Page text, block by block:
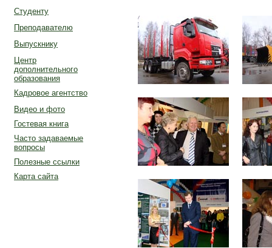
Студенту
Преподавателю
Выпускнику
Центр
дополнительного
образования
Кадровое агентство
Видео и фото
Гостевая книга
Часто задаваемые
вопросы
Полезные ссылки
Карта сайта